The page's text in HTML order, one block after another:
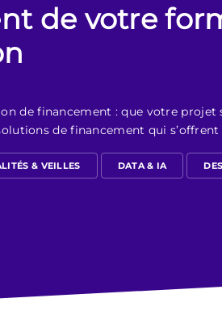
de votre
de financement : que votre
de financement qui s’offrent
& VEILLES DATA & IA